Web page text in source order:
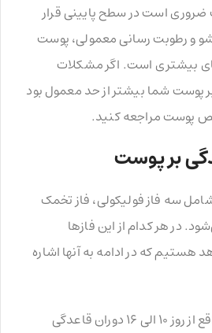
است در سطح پایینی قرار
و رطوبت رسانی معمولی، پوست
بیشتری است. اگر مشکلات
پوست شما بیشتر از حد معمول بود
پوست مراجعه کنید.
بر پوست
شامل سه فاز فولیکولی، فاز تخمک
در هر کدام از این فازها
هستیم که در ادامه به آنها اشاره
در فاز فولیکولی که در واقع از روز ۱۰ الی ۱۶ دوران قاعدگی